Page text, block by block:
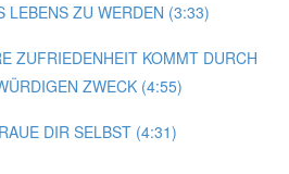
LEBENS ZU WERDEN (3:33)
ZUFRIEDENHEIT KOMMT DURCH
ZWECK (4:55)
DIR SELBST (4:31)